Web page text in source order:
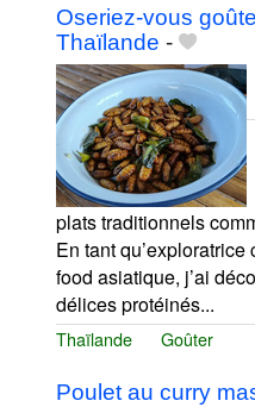
Oseriez-vous
Thaïlande -
plats traditionnels
En tant
food asiatique, j’ai
délices protéinés...
Thaïlande Goûter
Poulet au curry